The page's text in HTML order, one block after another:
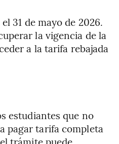
31 de mayo de 2026.
la vigencia de la
a la tarifa rebajada
estudiantes que no
pagar tarifa completa